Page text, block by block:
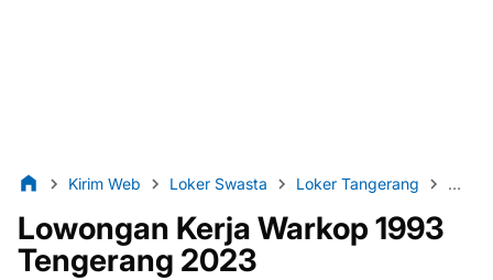
Kirim Web Loker Swasta Loker Tangerang
Lowongan Kerja Warkop 1993
Tengerang 2023